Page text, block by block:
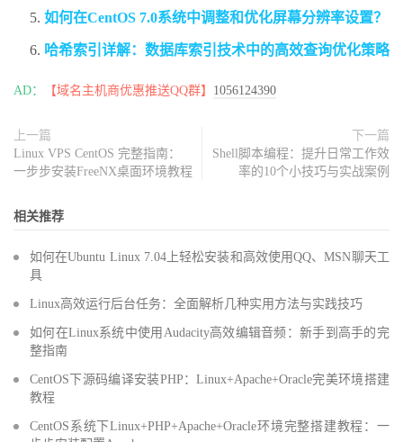
如何在CentOS 7.0系统中调整和优化屏幕分辨率设置？
哈希索引详解：数据库索引技术中的高效查询优化策略
AD： 【域名主机商优惠推送QQ群】 1056124390
上一篇
Linux VPS CentOS 完整指南：
一步步安装FreeNX桌面环境教程
下一篇
Shell脚本编程：提升日常工作效
率的10个小技巧与实战案例
相关推荐
如何在Ubuntu Linux 7.04上轻松安装和高效使用QQ、MSN聊天工
具
Linux高效运行后台任务：全面解析几种实用方法与实践技巧
如何在Linux系统中使用Audacity高效编辑音频：新手到高手的完
整指南
CentOS下源码编译安装PHP：Linux+Apache+Oracle完美环境搭建
教程
CentOS系统下Linux+PHP+Apache+Oracle环境完整搭建教程：一